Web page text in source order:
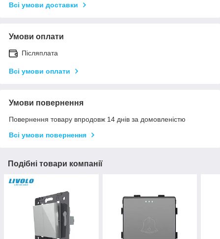
Всі умови доставки
Умови оплати
Післяплата
Всі умови оплати
Умови повернення
Повернення товару впродовж 14 днів за домовленістю
Всі умови повернення
Подібні товари компанії